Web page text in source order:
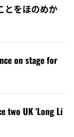
とをほのめか
on stage for
two UK 'Long Li